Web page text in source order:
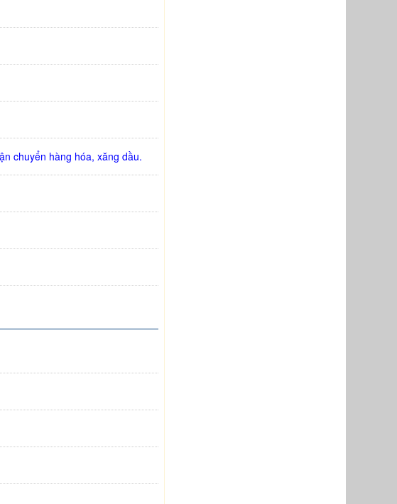
chuyển hàng hóa, xăng dầu.